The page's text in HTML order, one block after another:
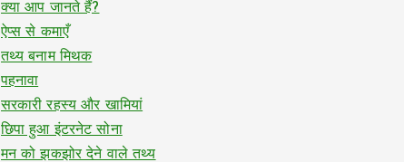
क्या आप जानते हैं?
ऐप्स से कमाएँ
तथ्य बनाम मिथक
पहनावा
सरकारी रहस्य और खामियां
छिपा हुआ इंटरनेट सोना
मन को झकझोर देने वाले तथ्य